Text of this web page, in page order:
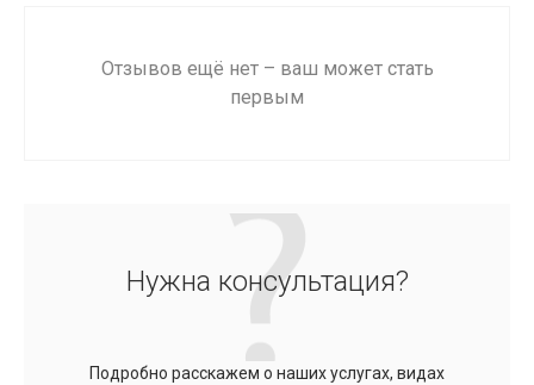
Отзывов ещё нет – ваш может стать
первым
Нужна консультация?
Подробно расскажем о наших услугах, видах